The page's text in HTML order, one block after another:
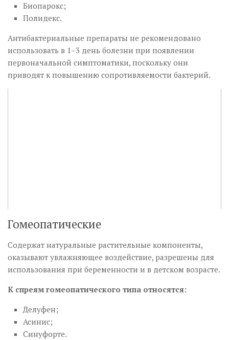
Биопарокс;
Полидекс.
Антибактериальные препараты не рекомендовано
использовать в 1–3 день болезни при появлении
первоначальной симптоматики, поскольку они
приводят к повышению сопротивляемости бактерий.
Гомеопатические
Содержат натуральные растительные компоненты,
оказывают увлажняющее воздействие, разрешены для
использования при беременности и в детском возрасте.
К спреям гомеопатического типа относятся:
Делуфен;
Асинис;
Синуфорте.